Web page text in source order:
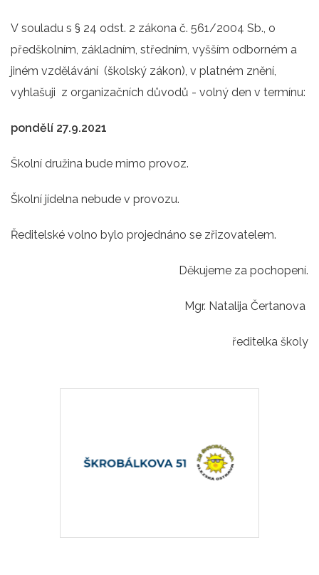
V souladu s § 24 odst. 2 zákona č. 561/2004 Sb., o
předškolním, základním, středním, vyšším odborném a
jiném vzdělávání (školský zákon), v platném znění,
vyhlašuji z organizačních důvodů - volný den v termínu:
pondělí 27.9.2021
Školní družina bude mimo provoz.
Školní jídelna nebude v provozu.
Ředitelské volno bylo projednáno se zřizovatelem.
Děkujeme za pochopení.
Mgr. Natalija Čertanova
ředitelka školy